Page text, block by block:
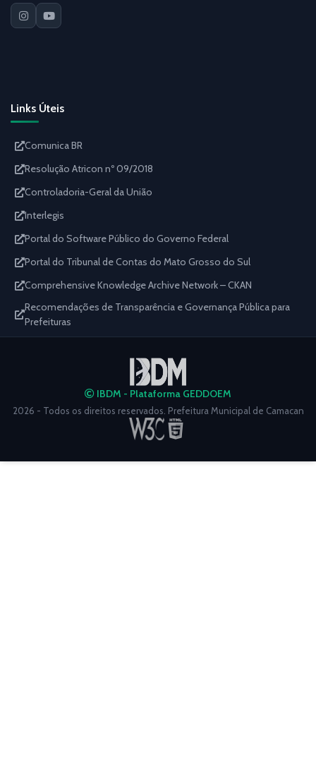
Links Úteis
Comunica BR
Resolução Atricon nº 09/2018
Controladoria-Geral da União
Interlegis
Portal do Software Público do Governo Federal
Portal do Tribunal de Contas do Mato Grosso do Sul
Comprehensive Knowledge Archive Network – CKAN
Recomendações de Transparência e Governança Pública para
Prefeituras
IBDM - Plataforma GEDDOEM
2026 - Todos os direitos reservados. Prefeitura Municipal de Camacan